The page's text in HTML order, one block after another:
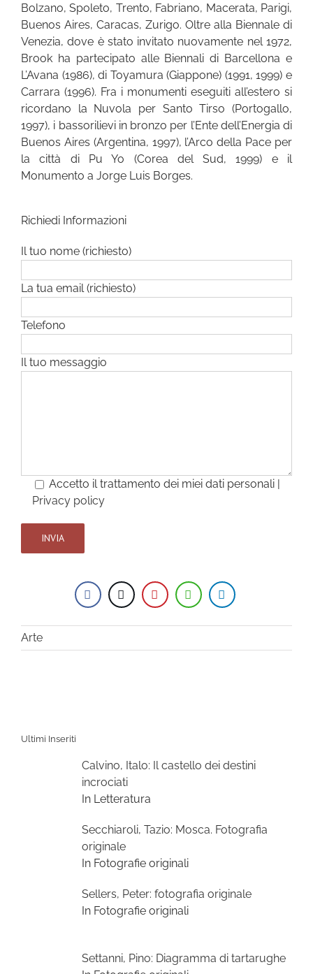
Bolzano, Spoleto, Trento, Fabriano, Macerata, Parigi,
Buenos Aires, Caracas, Zurigo. Oltre alla Biennale di
Venezia, dove è stato invitato nuovamente nel 1972,
Brook ha partecipato alle Biennali di Barcellona e
L’Avana (1986), di Toyamura (Giappone) (1991, 1999) e
Carrara (1996). Fra i monumenti eseguiti all’estero si
ricordano la Nuvola per Santo Tirso (Portogallo,
1997), i bassorilievi in bronzo per l’Ente dell’Energia di
Buenos Aires (Argentina, 1997), l’Arco della Pace per
la città di Pu Yo (Corea del Sud, 1999) e il
Monumento a Jorge Luis Borges.
Richiedi Informazioni
Il tuo nome (richiesto)
La tua email (richiesto)
Telefono
Il tuo messaggio
Accetto il trattamento dei miei dati personali |
Privacy policy
Arte
Ultimi Inseriti
Calvino, Italo: Il castello dei destini
incrociati
In Letteratura
Secchiaroli, Tazio: Mosca. Fotografia
originale
In Fotografie originali
Sellers, Peter: fotografia originale
In Fotografie originali
Settanni, Pino: Diagramma di tartarughe